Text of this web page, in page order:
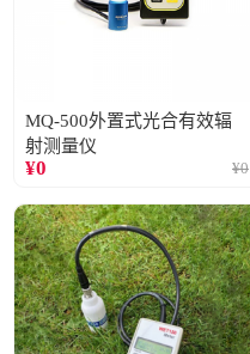
MQ-500外置式光合有效辐
射测量仪
¥0 ¥0